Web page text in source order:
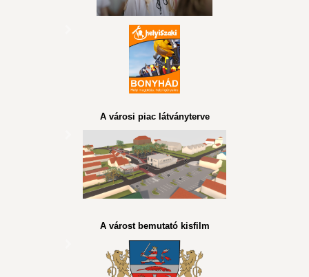
A városi piac látványterve
A várost bemutató kisfilm